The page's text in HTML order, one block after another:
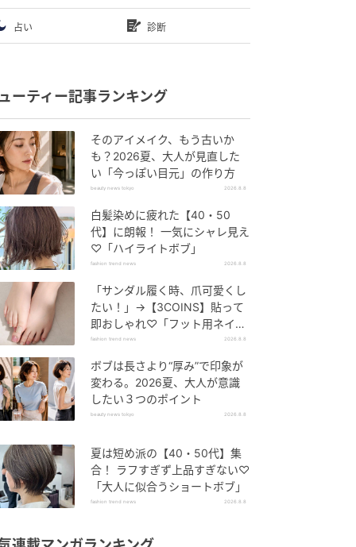
占い 診断
ーティー記事ランキング
そのアイメイク、もう古いか
も？2026夏、大人が見直した
い「今っぽい目元」の作り方
beauty news tokyo 2026.8.8
白髪染めに疲れた【40・50
代】に朗報！ 一気にシャレ見え
♡「ハイライトボブ」
fashion trend news 2026.8.8
「サンダル履く時、爪可愛くし
たい！」→【3COINS】貼って
即おしゃれ♡「フット用ネイル
チップ」
fashion trend news 2026.8.8
ボブは長さより“厚み”で印象が
変わる。2026夏、大人が意識
したい３つのポイント
beauty news tokyo 2026.8.8
夏は短め派の【40・50代】集
合！ ラフすぎず上品すぎない♡
「大人に似合うショートボブ」
fashion trend news 2026.8.8